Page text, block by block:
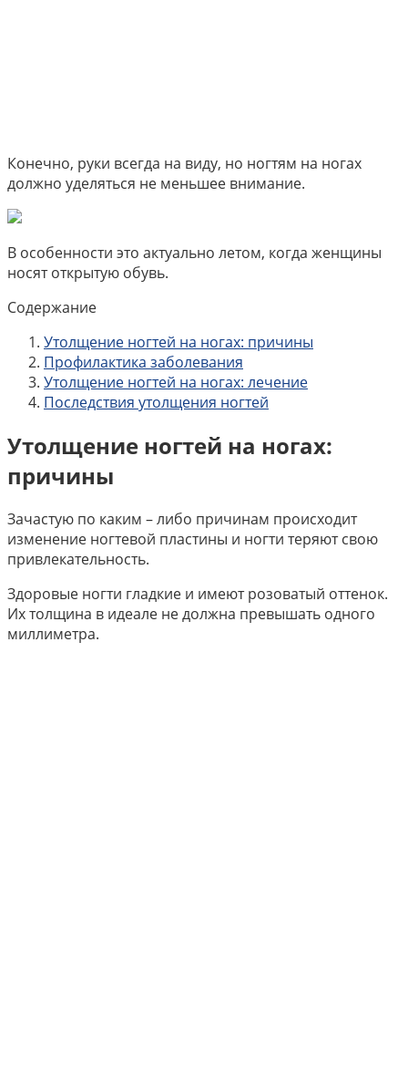
Конечно, руки всегда на виду, но ногтям на ногах
должно уделяться не меньшее внимание.
В особенности это актуально летом, когда женщины
носят открытую обувь.
Содержание
Утолщение ногтей на ногах: причины
Профилактика заболевания
Утолщение ногтей на ногах: лечение
Последствия утолщения ногтей
Утолщение ногтей на ногах:
причины
Зачастую по каким – либо причинам происходит
изменение ногтевой пластины и ногти теряют свою
привлекательность.
Здоровые ногти гладкие и имеют розоватый оттенок.
Их толщина в идеале не должна превышать одного
миллиметра.